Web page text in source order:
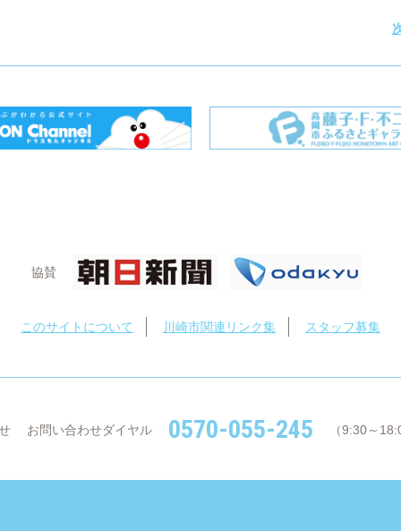
協賛
このサイトについて 川崎市関連リンク集 スタッフ募集
お問い合わせダイヤル 0570-055-245 （9:30～